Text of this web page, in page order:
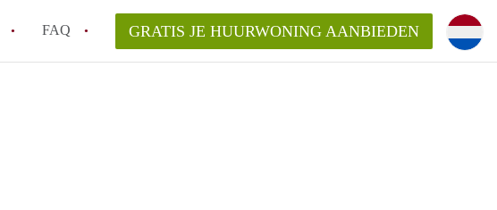
FAQ
van HuurwoningAmersfoort?
GRATIS JE HUURWONING AANBIEDEN